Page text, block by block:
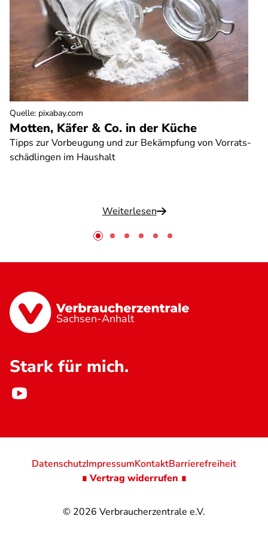
Motten, Käfer & Co. in der Küche
Tipps zur Vorbeugung und zur Bekämpfung von Vorrats-
schädlingen im Haushalt
Weiterlesen
Quelle: pixabay.com
Sachsen-Anhalt
Stark für mich.
© 2026 Verbraucherzentrale e.V.
DatenschutzImpressumKontaktBarrierefreiheit
∎ Vertrag widerrufen ∎